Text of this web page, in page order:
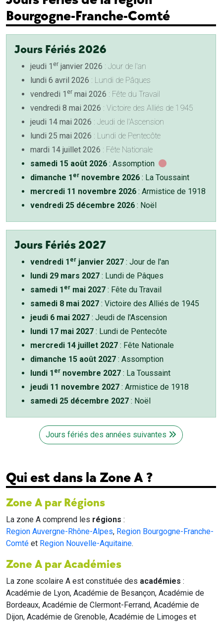
Bourgogne-Franche-Comté
Jours Fériés 2026
jeudi 1 er janvier 2026 : Jour de l'an
lundi 6 avril 2026 : Lundi de Pâques
vendredi 1 er mai 2026 : Fête du Travail
vendredi 8 mai 2026 : Victoire des Alliés de 1945
jeudi 14 mai 2026 : Jeudi de l'Ascension
lundi 25 mai 2026 : Lundi de Pentecôte
mardi 14 juillet 2026 : Fête Nationale
samedi 15 août 2026 : Assomption
dimanche 1 er novembre 2026 : La Toussaint
mercredi 11 novembre 2026 : Armistice de 1918
vendredi 25 décembre 2026 : Noël
Jours Fériés 2027
vendredi 1 er janvier 2027 : Jour de l'an
lundi 29 mars 2027 : Lundi de Pâques
samedi 1 er mai 2027 : Fête du Travail
samedi 8 mai 2027 : Victoire des Alliés de 1945
jeudi 6 mai 2027 : Jeudi de l'Ascension
lundi 17 mai 2027 : Lundi de Pentecôte
mercredi 14 juillet 2027 : Fête Nationale
dimanche 15 août 2027 : Assomption
lundi 1 er novembre 2027 : La Toussaint
jeudi 11 novembre 2027 : Armistice de 1918
samedi 25 décembre 2027 : Noël
Jours fériés des années suivantes
Qui est dans la Zone A ?
Zone A par Régions
La zone A comprend les régions :
Region Auvergne-Rhône-Alpes, Region Bourgogne-Franche-
Comté et Region Nouvelle-Aquitaine.
Zone A par Académies
La zone scolaire A est constituée des académies :
Académie de Lyon, Académie de Besançon, Académie de
Bordeaux, Académie de Clermont-Ferrand, Académie de
Dijon, Académie de Grenoble, Académie de Limoges et